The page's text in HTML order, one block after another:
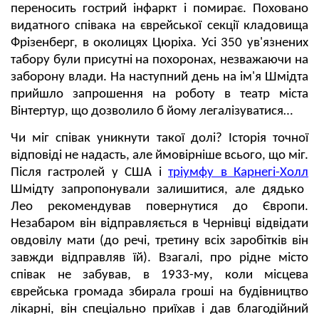
переносить гострий інфаркт і помирає. Поховано
видатного співака на єврейської секції кладовища
Фрізенберг, в околицях Цюріха. Усі 350 ув'язнених
табору були присутні на похоронах, незважаючи на
заборону влади. На наступний день на ім'я Шмідта
прийшло запрошення на роботу в театр міста
Вінтертур, що дозволило б йому легалізуватися…
Чи міг співак уникнути такої долі? Історія точної
відповіді не надасть, але ймовірніше всього, що міг.
Після гастролей у США ітріумфу в Карнегі-Холл
Шмідту запропонували залишитися, але дядько
Лео рекомендував повернутися до Європи.
Незабаром він відправляється в Чернівці відвідати
овдовілу мати (до речі, третину всіх заробітків він
завжди відправляв їй). Взагалі, про рідне місто
співак не забував, в 1933-му, коли місцева
єврейська громада збирала гроші на будівництво
лікарні, він спеціально приїхав і дав благодійний